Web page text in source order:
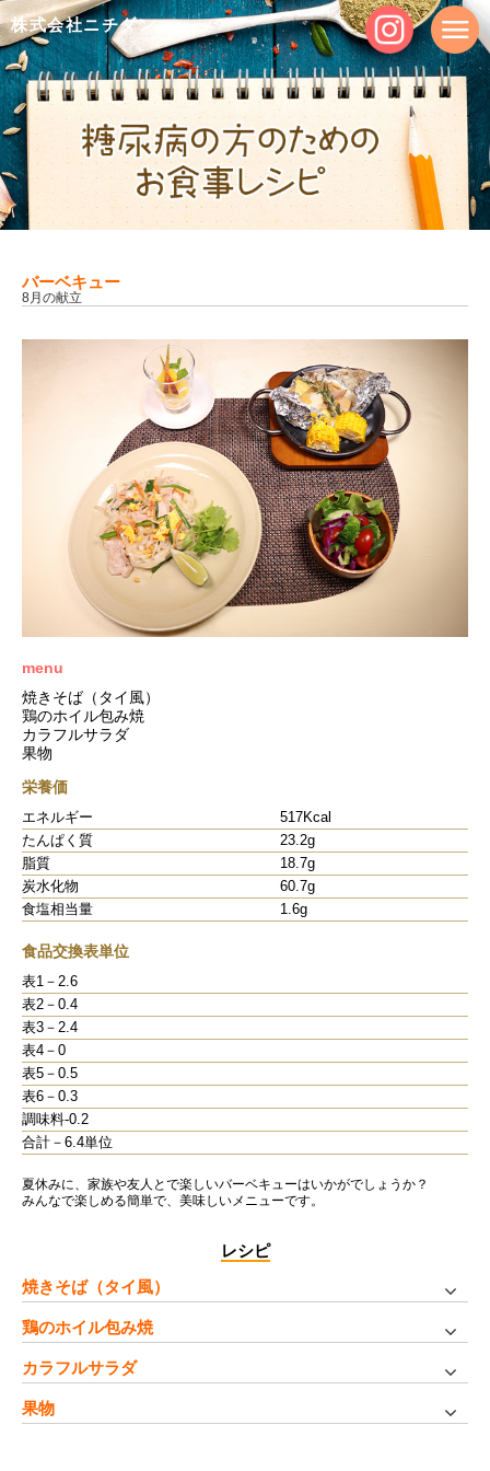
株式会社ニチダン
バーベキュー
8月の献立
menu
焼きそば（タイ風）
鶏のホイル包み焼
カラフルサラダ
果物
栄養価
エネルギー
517Kcal
たんぱく質
23.2g
脂質
18.7g
炭水化物
60.7g
食塩相当量
1.6g
食品交換表単位
表1－2.6
表2－0.4
表3－2.4
表4－0
表5－0.5
表6－0.3
調味料-0.2
合計－6.4単位
夏休みに、家族や友人とで楽しいバーベキューはいかがでしょうか？
みんなで楽しめる簡単で、美味しいメニューです。
レシピ
焼きそば（タイ風）
鶏のホイル包み焼
カラフルサラダ
果物